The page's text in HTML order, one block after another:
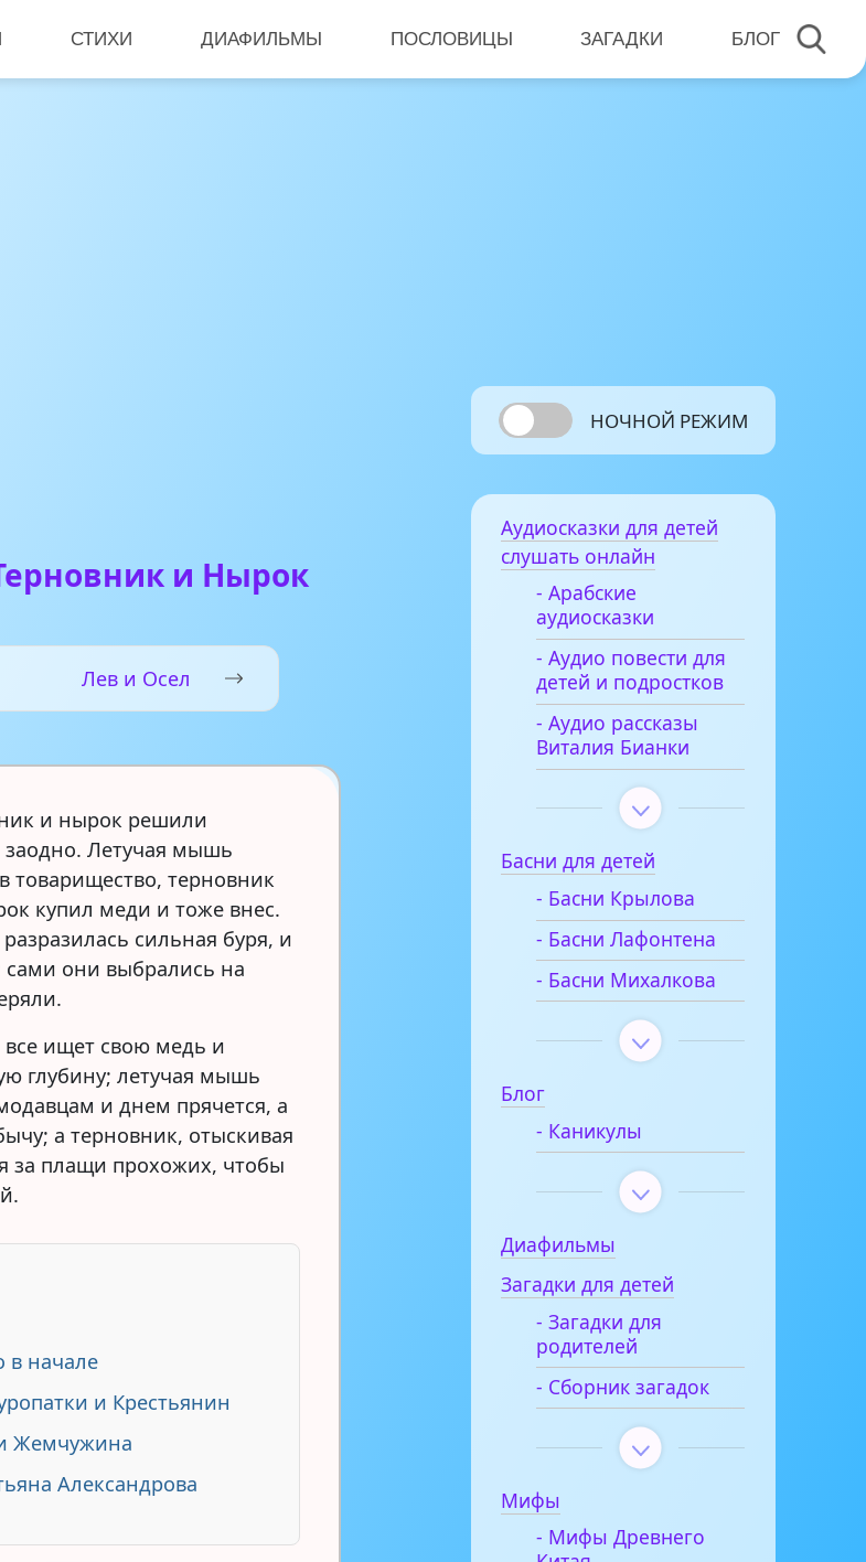
СТИХИ ДИАФИЛЬМЫ ПОСЛОВИЦЫ ЗАГАДКИ БЛОГ
и Нырок
Лев и Осел
и нырок решили
заодно. Летучая мышь
товарищество, терновник
купил меди и тоже внес.
сильная буря, и
сами они выбрались на
ищет свою медь и
глубину; летучая мышь
и днем прячется, а
а терновник, отыскивая
за плащи прохожих, чтобы
начале
и Крестьянин
Жемчужина
Александрова
НОЧНОЙ РЕЖИМ
Аудиосказки для детей
слушать онлайн
- Арабские
аудиосказки
- Аудио повести для
детей и подростков
- Аудио рассказы
Виталия Бианки
Басни для детей
- Басни Крылова
- Басни Лафонтена
- Басни Михалкова
Блог
- Каникулы
Диафильмы
Загадки для детей
- Загадки для
родителей
- Сборник загадок
Мифы
- Мифы Древнего